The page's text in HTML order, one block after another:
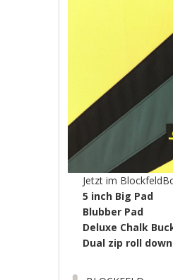
Jetzt im
5 inch Big Pad
Blubber Pad
Deluxe Chalk
Dual zip roll